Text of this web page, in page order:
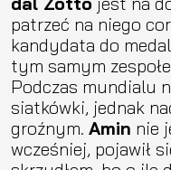
patrzeć na niego
kandydata do
tym samym
Podczas mundialu
siatkówki, jednak
groźnym. Amin nie
wcześniej, pojawił